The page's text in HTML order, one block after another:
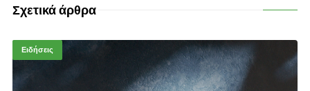
Σχετικά άρθρα
Ειδήσεις